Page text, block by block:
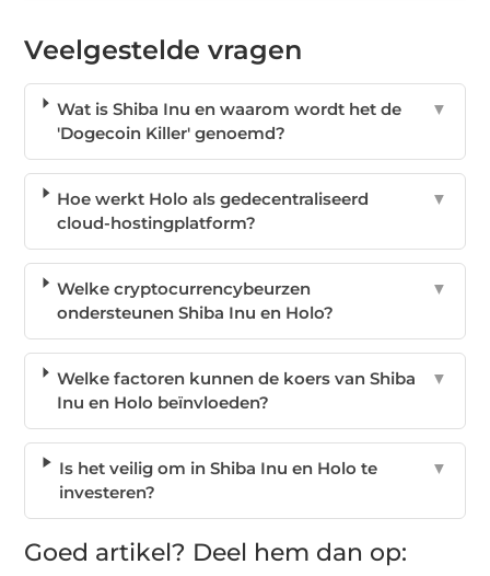
Veelgestelde vragen
Wat is Shiba Inu en waarom wordt het de
'Dogecoin Killer' genoemd?
▼
Hoe werkt Holo als gedecentraliseerd
cloud-hostingplatform?
▼
Welke cryptocurrencybeurzen
ondersteunen Shiba Inu en Holo?
▼
Welke factoren kunnen de koers van Shiba
Inu en Holo beïnvloeden?
▼
Is het veilig om in Shiba Inu en Holo te
investeren?
▼
Goed artikel? Deel hem dan op: